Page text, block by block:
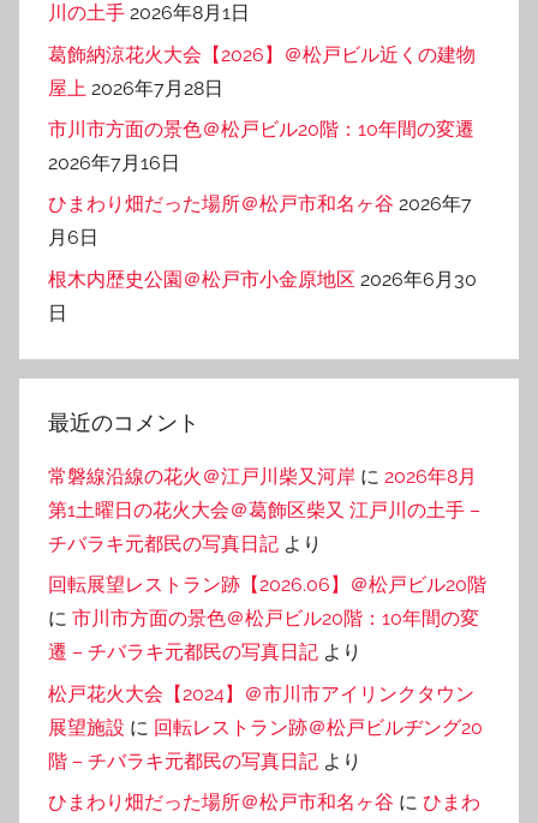
川の土手 2026年8月1日
葛飾納涼花火大会【2026】＠松戸ビル近くの建物
屋上 2026年7月28日
市川市方面の景色＠松戸ビル20階：10年間の変遷
2026年7月16日
ひまわり畑だった場所＠松戸市和名ヶ谷 2026年7
月6日
根木内歴史公園＠松戸市小金原地区 2026年6月30
日
最近のコメント
常磐線沿線の花火＠江戸川柴又河岸 に 2026年8月
第1土曜日の花火大会＠葛飾区柴又 江戸川の土手 –
チバラキ元都民の写真日記 より
回転展望レストラン跡【2026.06】＠松戸ビル20階
に 市川市方面の景色＠松戸ビル20階：10年間の変
遷 – チバラキ元都民の写真日記 より
松戸花火大会【2024】＠市川市アイリンクタウン
展望施設 に 回転レストラン跡＠松戸ビルヂング20
階 – チバラキ元都民の写真日記 より
ひまわり畑だった場所＠松戸市和名ヶ谷 に ひまわ